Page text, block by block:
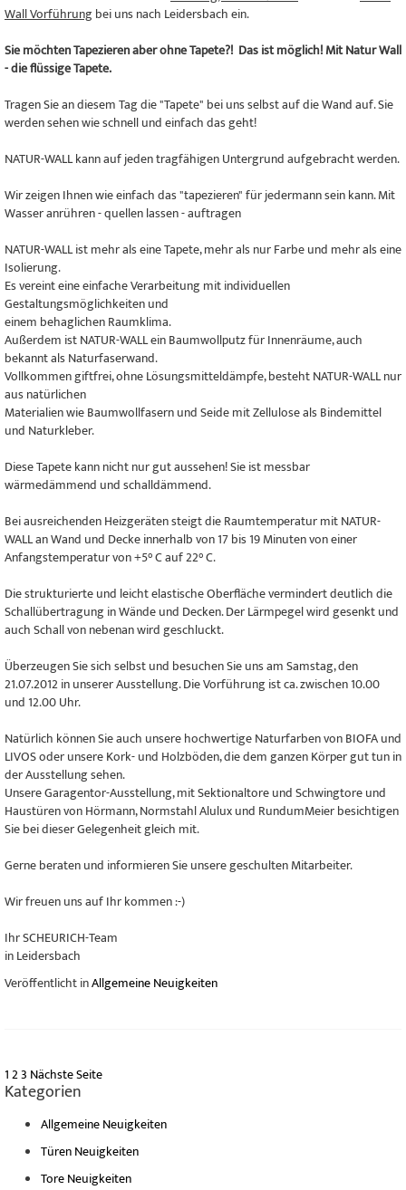
Wall Vorführungbei uns nach Leidersbach ein.
Sie möchten Tapezieren aber ohne Tapete?! Das ist möglich! Mit Natur Wall
- die flüssige Tapete.
Tragen Sie an diesem Tag die "Tapete" bei uns selbst auf die Wand auf. Sie
werden sehen wie schnell und einfach das geht!
NATUR-WALL kann auf jeden tragfähigen Untergrund aufgebracht werden.
Wir zeigen Ihnen wie einfach das "tapezieren" für jedermann sein kann. Mit
Wasser anrühren - quellen lassen - auftragen
NATUR-WALL ist mehr als eine Tapete, mehr als nur Farbe und mehr als eine
Isolierung.
Es vereint eine einfache Verarbeitung mit individuellen
Gestaltungsmöglichkeiten und
einem behaglichen Raumklima.
Außerdem ist NATUR-WALL ein Baumwollputz für Innenräume, auch
bekannt als Naturfaserwand.
Vollkommen giftfrei, ohne Lösungsmitteldämpfe, besteht NATUR-WALL nur
aus natürlichen
Materialien wie Baumwollfasern und Seide mit Zellulose als Bindemittel
und Naturkleber.
Diese Tapete kann nicht nur gut aussehen! Sie ist messbar
wärmedämmend und schalldämmend.
Bei ausreichenden Heizgeräten steigt die Raumtemperatur mit NATUR-
WALL an Wand und Decke innerhalb von 17 bis 19 Minuten von einer
Anfangstemperatur von +5° C auf 22° C.
Die strukturierte und leicht elastische Oberfläche vermindert deutlich die
Schallübertragung in Wände und Decken. Der Lärmpegel wird gesenkt und
auch Schall von nebenan wird geschluckt.
Überzeugen Sie sich selbst und besuchen Sie uns am Samstag, den
21.07.2012 in unserer Ausstellung. Die Vorführung ist ca. zwischen 10.00
und 12.00 Uhr.
Natürlich können Sie auch unsere hochwertige Naturfarben von BIOFA und
LIVOS oder unsere Kork- und Holzböden, die dem ganzen Körper gut tun in
der Ausstellung sehen.
Unsere Garagentor-Ausstellung, mit Sektionaltore und Schwingtore und
Haustüren von Hörmann, Normstahl Alulux und RundumMeier besichtigen
Sie bei dieser Gelegenheit gleich mit.
Gerne beraten und informieren Sie unsere geschulten Mitarbeiter.
Wir freuen uns auf Ihr kommen :-)
Ihr SCHEURICH-Team
in Leidersbach
Veröffentlicht inAllgemeine Neuigkeiten
123 Nächste Seite
Kategorien
Allgemeine Neuigkeiten
Türen Neuigkeiten
Tore Neuigkeiten